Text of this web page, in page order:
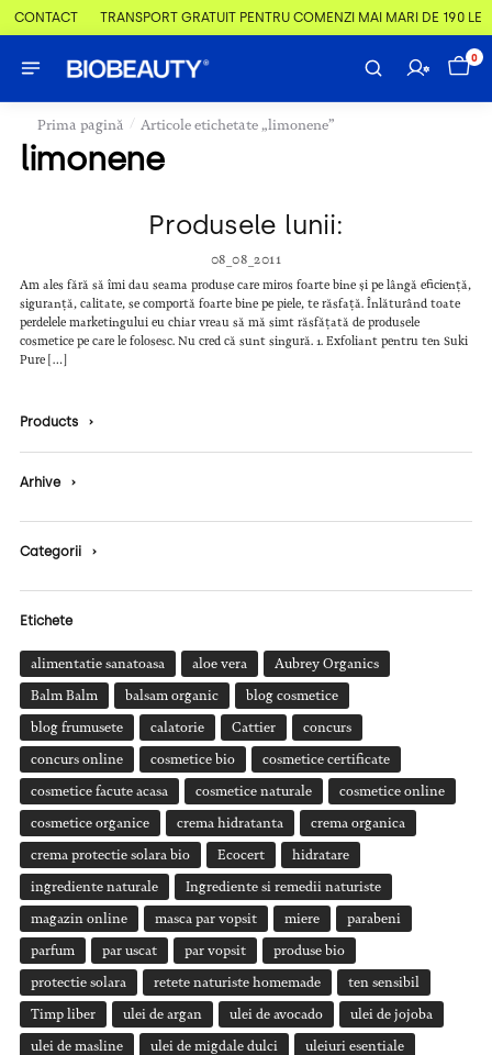
CONTACT TRANSPORT GRATUIT PENTRU COMENZI MAI MARI DE 190 LEI
0
Prima pagină / Articole etichetate „limonene”
limonene
Produsele lunii:
08_08_2011
Am ales fără să îmi dau seama produse care miros foarte bine și pe lângă eficiență,
siguranță, calitate, se comportă foarte bine pe piele, te răsfață. Înlăturând toate
perdelele marketingului eu chiar vreau să mă simt răsfățată de produsele
cosmetice pe care le folosesc. Nu cred că sunt singură. 1. Exfoliant pentru ten Suki
Pure […]
Products ›
Arhive ›
Categorii ›
Etichete
alimentatie sanatoasa aloe vera Aubrey Organics
Balm Balm balsam organic blog cosmetice
blog frumusete calatorie Cattier concurs
concurs online cosmetice bio cosmetice certificate
cosmetice facute acasa cosmetice naturale cosmetice online
cosmetice organice crema hidratanta crema organica
crema protectie solara bio Ecocert hidratare
ingrediente naturale Ingrediente si remedii naturiste
magazin online masca par vopsit miere parabeni
parfum par uscat par vopsit produse bio
protectie solara retete naturiste homemade ten sensibil
Timp liber ulei de argan ulei de avocado ulei de jojoba
ulei de masline ulei de migdale dulci uleiuri esentiale